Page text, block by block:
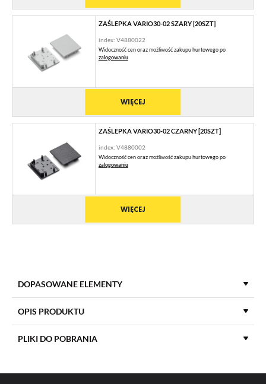
ZAŚLEPKA VARIO30-02 SZARY [20SZT]
index: V4880022
Widoczność cen oraz możliwość zakupu hurtowego po
zalogowaniu
WIĘCEJ
ZAŚLEPKA VARIO30-02 CZARNY [20SZT]
index: V4880002
Widoczność cen oraz możliwość zakupu hurtowego po
zalogowaniu
WIĘCEJ
DOPASOWANE ELEMENTY
OPIS PRODUKTU
PLIKI DO POBRANIA